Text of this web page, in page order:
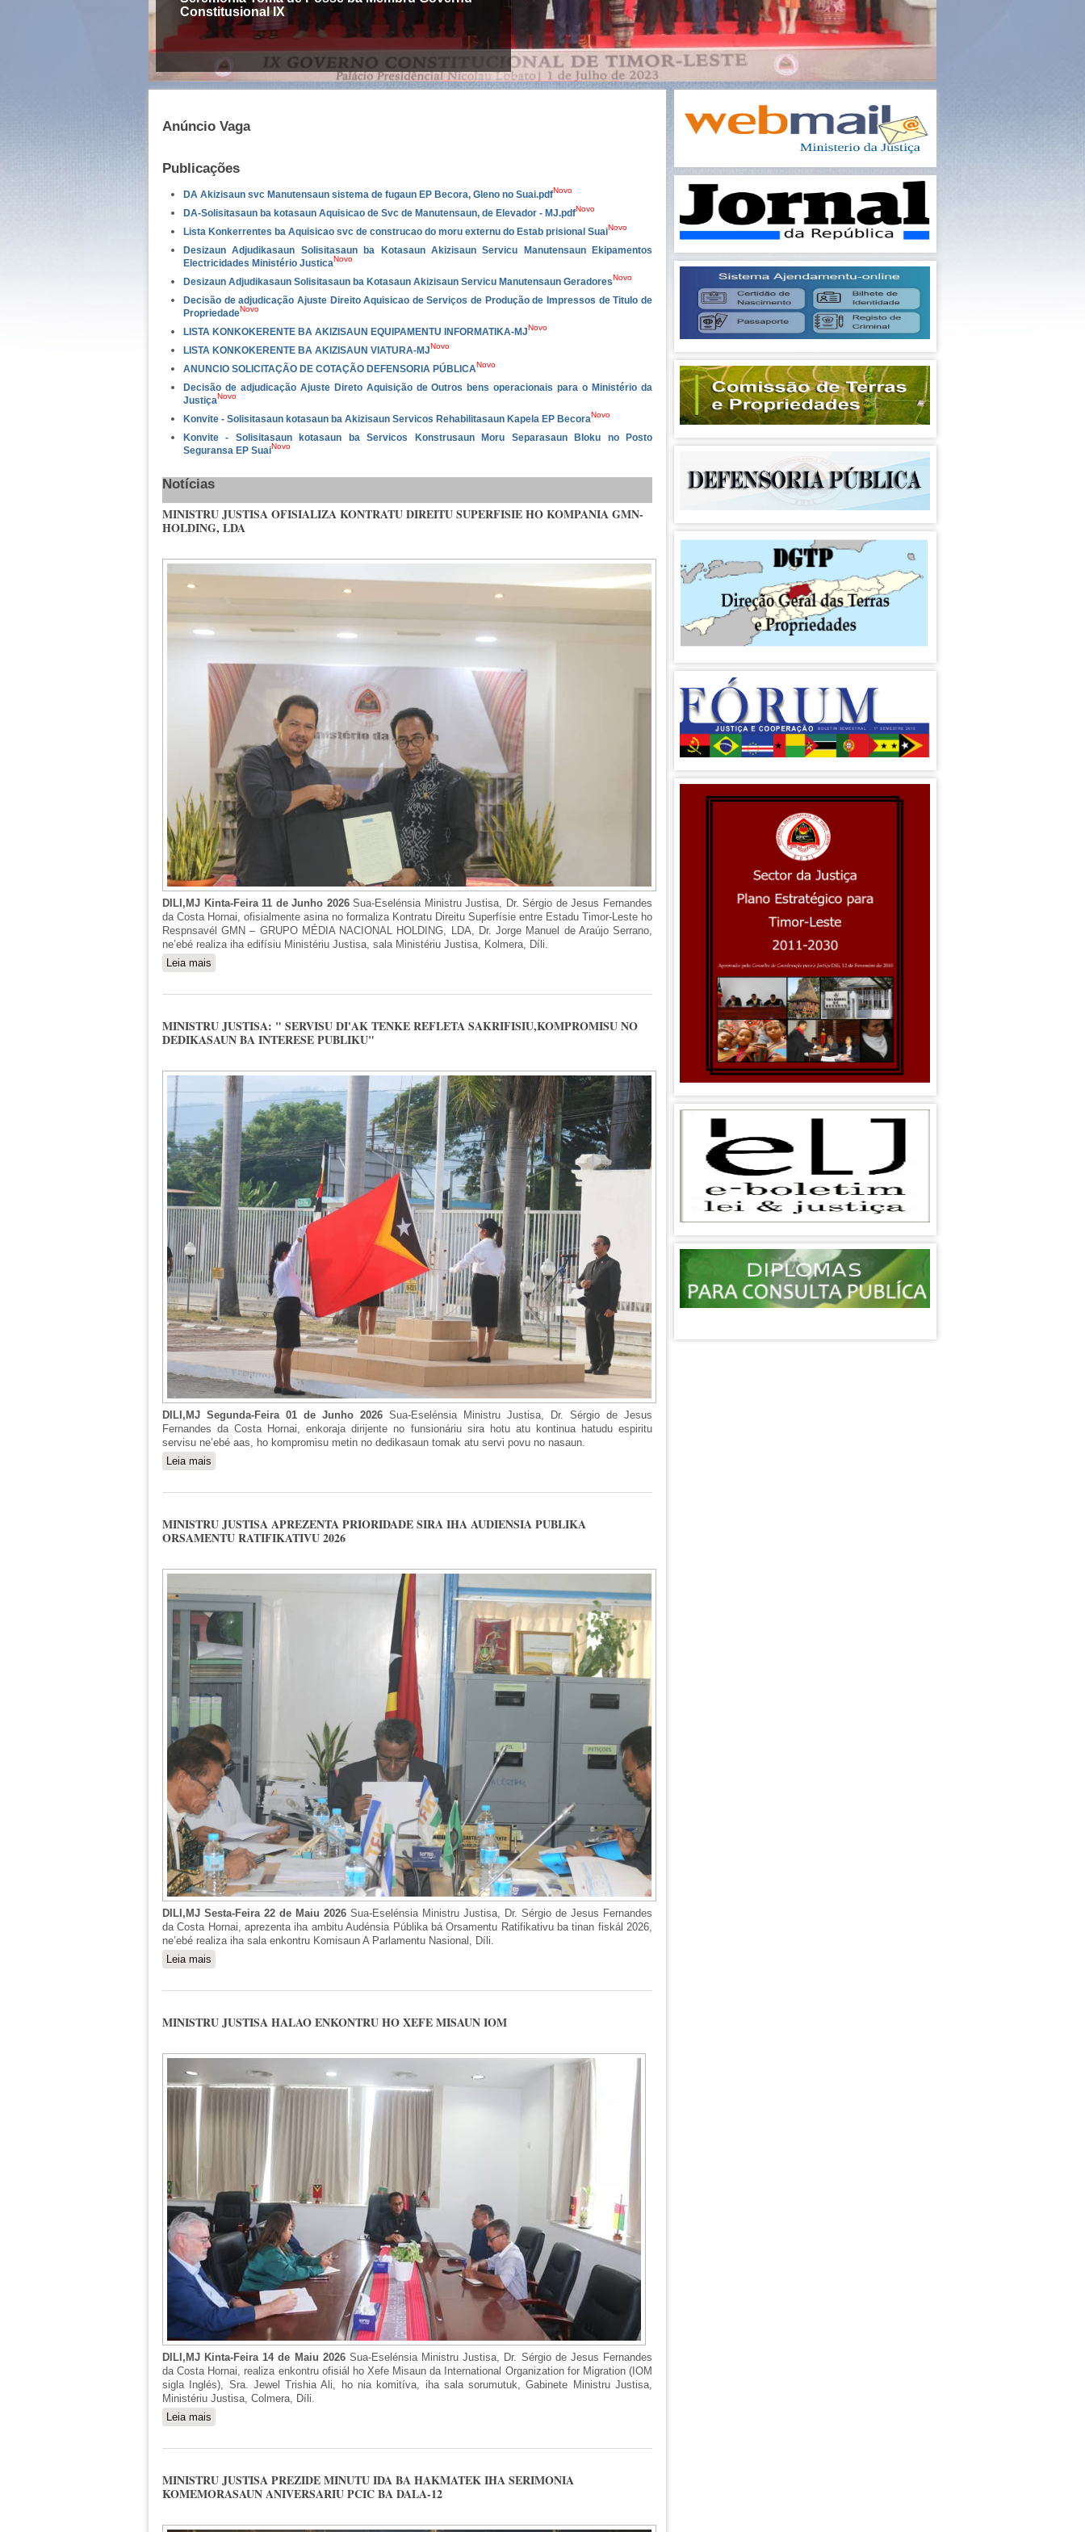
Constitusional IX
Anúncio Vaga
Publicações
DA Akizisaun svc Manutensaun sistema de fugaun EP Becora, Gleno no Suai.pdfNovo
DA-Solisitasaun ba kotasaun Aquisicao de Svc de Manutensaun, de Elevador - MJ.pdfNovo
Lista Konkerrentes ba Aquisicao svc de construcao do moru externu do Estab prisional SuaiNovo
Desizaun Adjudikasaun Solisitasaun ba Kotasaun Akizisaun Servicu Manutensaun Ekipamentos
Electricidades Ministério JusticaNovo
Desizaun Adjudikasaun Solisitasaun ba Kotasaun Akizisaun Servicu Manutensaun GeradoresNovo
Decisão de adjudicação Ajuste Direito Aquisicao de Serviços de Produção de Impressos de Titulo de
PropriedadeNovo
LISTA KONKOKERENTE BA AKIZISAUN EQUIPAMENTU INFORMATIKA-MJNovo
LISTA KONKOKERENTE BA AKIZISAUN VIATURA-MJNovo
ANUNCIO SOLICITAÇÃO DE COTAÇÃO DEFENSORIA PÚBLICANovo
Decisão de adjudicação Ajuste Direto Aquisição de Outros bens operacionais para o Ministério da
JustiçaNovo
Konvite - Solisitasaun kotasaun ba Akizisaun Servicos Rehabilitasaun Kapela EP BecoraNovo
Konvite - Solisitasaun kotasaun ba Servicos Konstrusaun Moru Separasaun Bloku no Posto
Seguransa EP SuaiNovo
Notícias
MINISTRU JUSTISA OFISIALIZA KONTRATU DIREITU SUPERFISIE HO KOMPANIA GMN-
HOLDING, LDA
DILI,MJ Kinta-Feira 11 de Junho 2026Sua-Eselénsia Ministru Justisa, Dr. Sérgio de Jesus Fernandes
da Costa Hornai, ofisialmente asina no formaliza Kontratu Direitu Superfísie entre Estadu Timor-Leste ho
Respnsavél GMN – GRUPO MÉDIA NACIONAL HOLDING, LDA, Dr. Jorge Manuel de Araújo Serrano,
ne’ebé realiza iha edifísiu Ministériu Justisa, sala Ministériu Justisa, Kolmera, Díli.
Leia mais sobre MINISTRU JUSTISA OFISIALIZA KONTRATU DIREITU SUPERFISIE HO KOMPANIA GMN-HOLDING, LDA
MINISTRU JUSTISA: " SERVISU DI'AK TENKE REFLETA SAKRIFISIU,KOMPROMISU NO
DEDIKASAUN BA INTERESE PUBLIKU"
DILI,MJ Segunda-Feira 01 de Junho 2026 Sua-Eselénsia Ministru Justisa, Dr. Sérgio de Jesus
Fernandes da Costa Hornai, enkoraja dirijente no funsionáriu sira hotu atu kontinua hatudu espiritu
servisu ne’ebé aas, ho kompromisu metin no dedikasaun tomak atu servi povu no nasaun.
Leia mais
MINISTRU JUSTISA APREZENTA PRIORIDADE SIRA IHA AUDIENSIA PUBLIKA
ORSAMENTU RATIFIKATIVU 2026
DILI,MJ Sesta-Feira 22 de Maiu 2026 Sua-Eselénsia Ministru Justisa, Dr. Sérgio de Jesus Fernandes
da Costa Hornai, aprezenta iha ambitu Audénsia Públika bá Orsamentu Ratifikativu ba tinan fiskál 2026,
ne’ebé realiza iha sala enkontru Komisaun A Parlamentu Nasional, Díli.
Leia mais
MINISTRU JUSTISA HALAO ENKONTRU HO XEFE MISAUN IOM
DILI,MJ Kinta-Feira 14 de Maiu 2026 Sua-Eselénsia Ministru Justisa, Dr. Sérgio de Jesus Fernandes
da Costa Hornai, realiza enkontru ofisiál ho Xefe Misaun da International Organization for Migration (IOM
sigla Inglés), Sra. Jewel Trishia Ali, ho nia komitíva, iha sala sorumutuk, Gabinete Ministru Justisa,
Ministériu Justisa, Colmera, Díli.
Leia mais
MINISTRU JUSTISA PREZIDE MINUTU IDA BA HAKMATEK IHA SERIMONIA
KOMEMORASAUN ANIVERSARIU PCIC BA DALA-12